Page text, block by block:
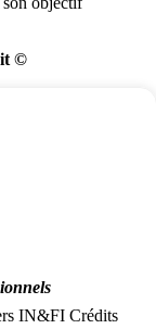
©
IN&FI Crédits